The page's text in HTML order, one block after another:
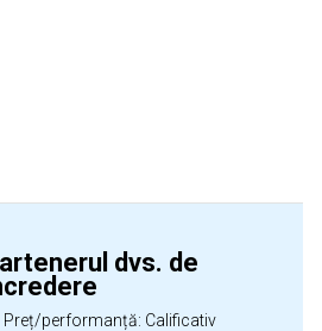
dvs. de
Preț/performanță: Calificativ